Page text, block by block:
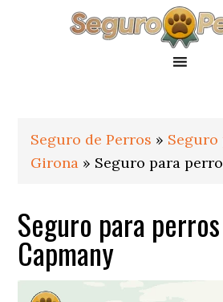
Seguro de Perros » Seguro
Girona » Seguro para
Seguro para
Capmany